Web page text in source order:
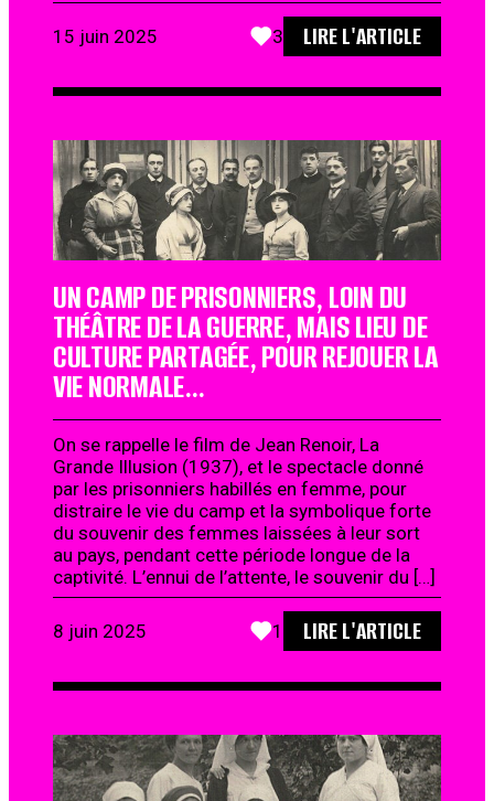
15 juin 2025 3 LIRE L'ARTICLE
UN CAMP DE PRISONNIERS, LOIN DU
THÉÂTRE DE LA GUERRE, MAIS LIEU DE
CULTURE PARTAGÉE, POUR REJOUER LA
VIE NORMALE…
On se rappelle le film de Jean Renoir, La
Grande Illusion (1937), et le spectacle donné
par les prisonniers habillés en femme, pour
distraire le vie du camp et la symbolique forte
du souvenir des femmes laissées à leur sort
au pays, pendant cette période longue de la
captivité. L’ennui de l’attente, le souvenir du […]
8 juin 2025 1 LIRE L'ARTICLE